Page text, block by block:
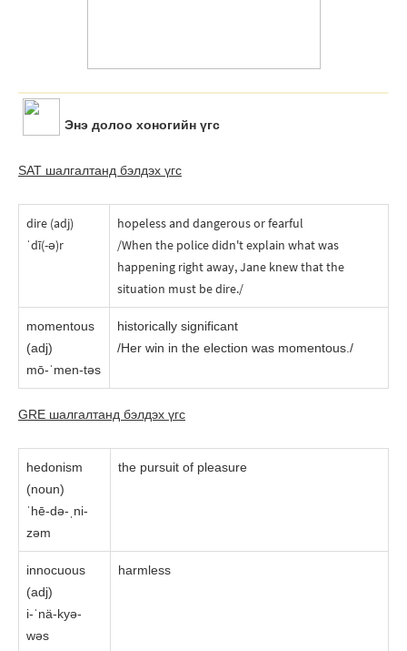
Энэ долоо хоногийн үгc
SAT шалгалтанд бэлдэх үгc
dire (adj)
ˈdī(-ə)r
hopeless and dangerous or fearful
/When the police didn't explain what was
happening right away, Jane knew that the
situation must be dire./
momentous
(adj)
mō-ˈmen-təs
historically significant
/Her win in the election was momentous./
GRE шалгалтанд бэлдэх үгc
hedonism
(noun)
ˈhē-də-ˌni-
zəm
the pursuit of pleasure
innocuous
(adj)
i-ˈnä-kyə-
wəs
harmless